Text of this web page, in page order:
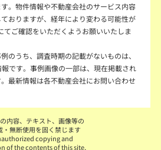
。物件情報や不動産会社のサービス内容
おりますが、経年により変わる可能性が
てご確認をいただくようお願いいたしま
のうち、調査時期の記載がないものは、
です。事例画像の一部は、現在掲載され
最新情報は各不動産会社にお問い合わせ
内容、テキスト、画像等の
・無断使用を固く禁じます
copying and
of the contents of this site,